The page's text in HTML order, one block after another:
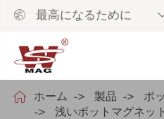
 最高になるために
 ホーム 製品
ポ
浅いポットマグネット